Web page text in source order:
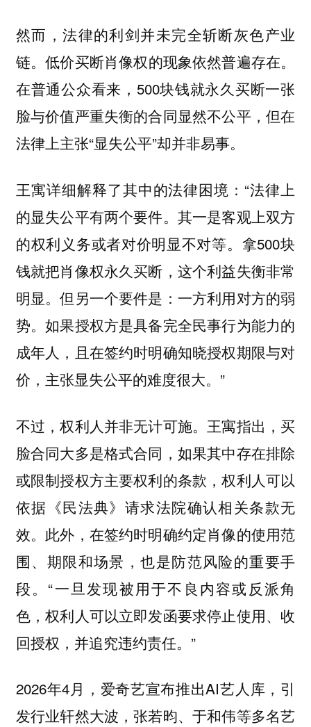
然而，法律的利剑并未完全斩断灰色产业
链。低价买断肖像权的现象依然普遍存在。
在普通公众看来，500块钱就永久买断一张
脸与价值严重失衡的合同显然不公平，但在
法律上主张“显失公平”却并非易事。
王寓详细解释了其中的法律困境：“法律上
的显失公平有两个要件。其一是客观上双方
的权利义务或者对价明显不对等。拿500块
钱就把肖像权永久买断，这个利益失衡非常
明显。但另一个要件是：一方利用对方的弱
势。如果授权方是具备完全民事行为能力的
成年人，且在签约时明确知晓授权期限与对
价，主张显失公平的难度很大。”
不过，权利人并非无计可施。王寓指出，买
脸合同大多是格式合同，如果其中存在排除
或限制授权方主要权利的条款，权利人可以
依据《民法典》请求法院确认相关条款无
效。此外，在签约时明确约定肖像的使用范
围、期限和场景，也是防范风险的重要手
段。“一旦发现被用于不良内容或反派角
色，权利人可以立即发函要求停止使用、收
回授权，并追究违约责任。”
2026年4月，爱奇艺宣布推出AI艺人库，引
发行业轩然大波，张若昀、于和伟等多名艺